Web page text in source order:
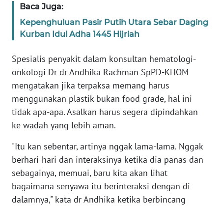
Baca Juga:
Kepenghuluan Pasir Putih Utara Sebar Daging
Kurban Idul Adha 1445 Hijriah
Spesialis penyakit dalam konsultan hematologi-
onkologi Dr dr Andhika Rachman SpPD-KHOM
mengatakan jika terpaksa memang harus
menggunakan plastik bukan food grade, hal ini
tidak apa-apa. Asalkan harus segera dipindahkan
ke wadah yang lebih aman.
"Itu kan sebentar, artinya nggak lama-lama. Nggak
berhari-hari dan interaksinya ketika dia panas dan
sebagainya, memuai, baru kita akan lihat
bagaimana senyawa itu berinteraksi dengan di
dalamnya," kata dr Andhika ketika berbincang
TENTANG
SIBER
REDAKSI
KARIR
DISCLAIMER
News
Regional